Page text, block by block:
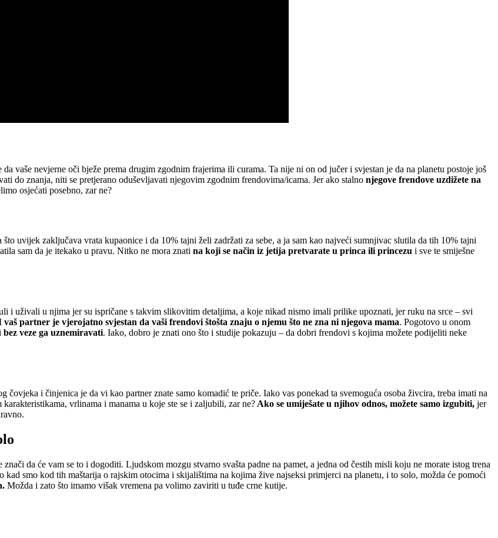
vaše nevjerne oči bježe prema drugim zgodnim frajerima ili curama. Ta nije ni on od jučer i svjestan je da na planetu postoje još
do znanja, niti se pretjerano oduševljavati njegovim zgodnim frendovima/icama. Jer ako stalno njegove frendove uzdižete na
osjećati posebno, zar ne?
uvijek zaključava vrata kupaonice i da 10% tajni želi zadržati za sebe, a ja sam kao najveći sumnjivac slutila da tih 10% tajni
sam da je itekako u pravu. Nitko ne mora znati na koji se način iz jetija pretvarate u princa ili princezu i sve te smiješne
i uživali u njima jer su ispričane s takvim slikovitim detaljima, a koje nikad nismo imali prilike upoznati, jer ruku na srce – svi
vaš partner je vjerojatno svjestan da vaši frendovi štošta znaju o njemu što ne zna ni njegova mama. Pogotovo u onom
bez veze ga uznemiravati. Iako, dobro je znati ono što i studije pokazuju – da dobri frendovi s kojima možete podijeliti neke
i činjenica je da vi kao partner znate samo komadić te priče. Iako vas ponekad ta svemoguća osoba živcira, treba imati na
vrlinama i manama u koje ste se i zaljubili, zar ne? Ako se umiješate u njihov odnos, možete samo izgubiti, jer
da će vam se to i dogoditi. Ljudskom mozgu stvarno svašta padne na pamet, a jedna od čestih misli koju ne morate istog trena
kad smo kod tih maštarija o rajskim otocima i skijalištima na kojima žive najseksi primjerci na planetu, i to solo, možda će pomoći
Možda i zato što imamo višak vremena pa volimo zaviriti u tuđe crne kutije.